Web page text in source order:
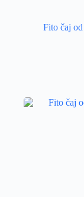
Fito čaj